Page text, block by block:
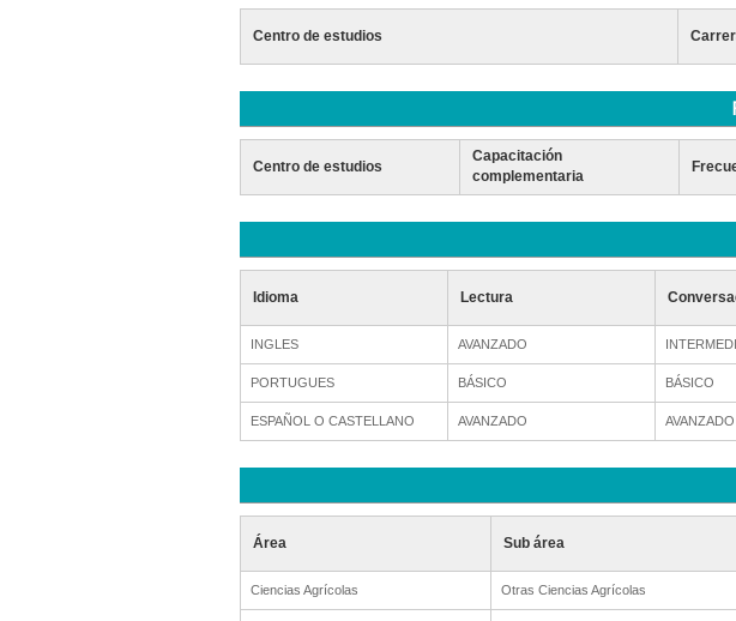
Centro de estudios
Centro de estudios
Capacitación
complementaria
Idioma Lectura
INGLES AVANZADO
PORTUGUES BÁSICO BÁSICO
ESPAÑOL O CASTELLANO AVANZADO AVANZADO
Área Sub área
Ciencias Agrícolas Otras Ciencias Agrícolas